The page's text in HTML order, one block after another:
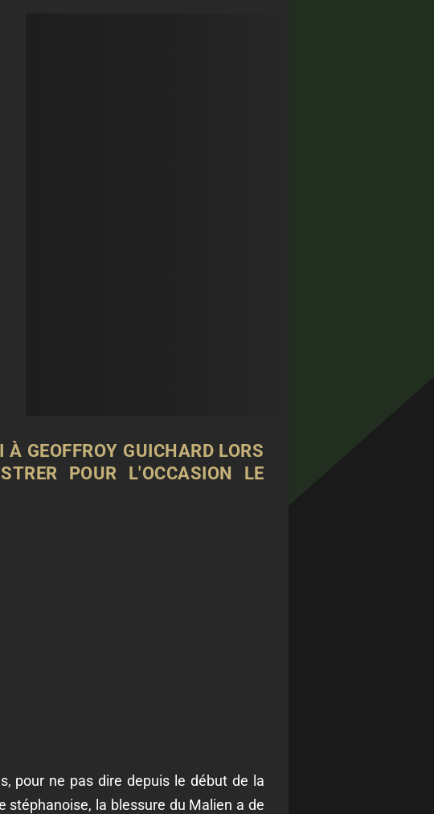
GEOFFROY GUICHARD LORS
POUR L'OCCASION LE
pour ne pas dire depuis le début de la
stéphanoise, la blessure du Malien a de